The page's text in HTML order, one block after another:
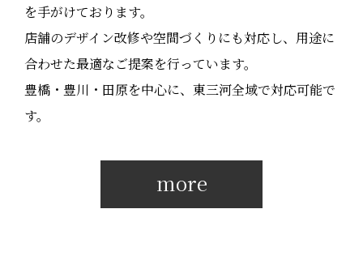
を手がけております。
店舗のデザイン改修や空間づくりにも対応し、用途に
合わせた最適なご提案を行っています。
豊橋・豊川・田原を中心に、東三河全域で対応可能で
す。
more